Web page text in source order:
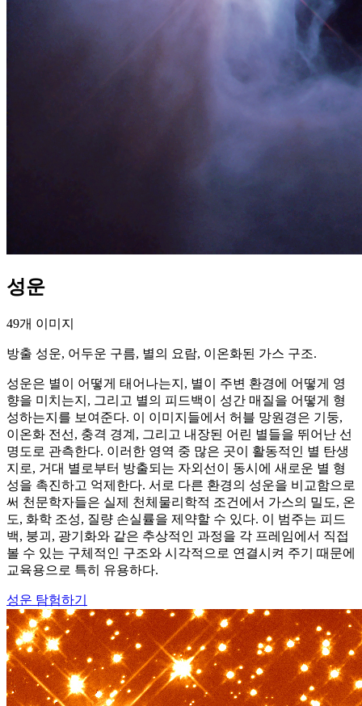
성운
49개 이미지
방출 성운, 어두운 구름, 별의 요람, 이온화된 가스 구조.
성운은 별이 어떻게 태어나는지, 별이 주변 환경에 어떻게 영
향을 미치는지, 그리고 별의 피드백이 성간 매질을 어떻게 형
성하는지를 보여준다. 이 이미지들에서 허블 망원경은 기둥,
이온화 전선, 충격 경계, 그리고 내장된 어린 별들을 뛰어난 선
명도로 관측한다. 이러한 영역 중 많은 곳이 활동적인 별 탄생
지로, 거대 별로부터 방출되는 자외선이 동시에 새로운 별 형
성을 촉진하고 억제한다. 서로 다른 환경의 성운을 비교함으로
써 천문학자들은 실제 천체물리학적 조건에서 가스의 밀도, 온
도, 화학 조성, 질량 손실률을 제약할 수 있다. 이 범주는 피드
백, 붕괴, 광기화와 같은 추상적인 과정을 각 프레임에서 직접
볼 수 있는 구체적인 구조와 시각적으로 연결시켜 주기 때문에
교육용으로 특히 유용하다.
성운 탐험하기